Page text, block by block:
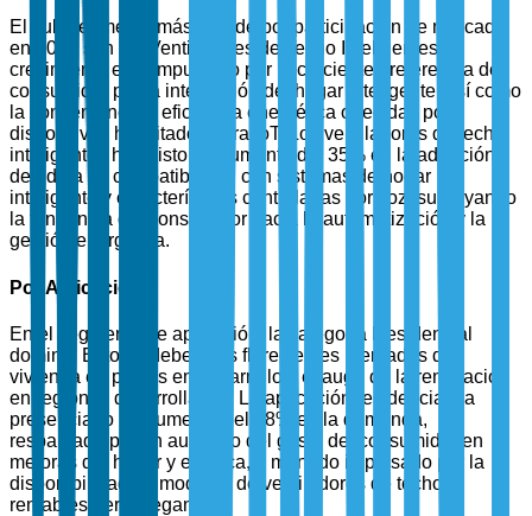
El sub-segmento más grande por participación de mercado
en 2025 son los Ventiladores de Techo Inteligentes. El
crecimiento está impulsado por la creciente preferencia del
consumidor por la integración del hogar inteligente, así como
la conveniencia y eficiencia energética ofrecidas por
dispositivos habilitados para IoT. Los ventiladores de techo
inteligentes han visto un aumento del 35% en la adopción
debido a su compatibilidad con sistemas de hogar
inteligente y características controladas por voz, subrayando
la tendencia del consumidor hacia la automatización y la
gestión energética.
Por Aplicación
En el segmento de aplicación, la categoría Residencial
domina. Esto se debe a los florecientes mercados de
vivienda en países en desarrollo y el auge de la renovación
en regiones desarrolladas. La aplicación residencial ha
presenciado un aumento del 28% en la demanda,
respaldada por un aumento del gasto del consumidor en
mejoras del hogar y estética, a menudo impulsado por la
disponibilidad de modelos de ventiladores de techo
rentables pero elegantes.